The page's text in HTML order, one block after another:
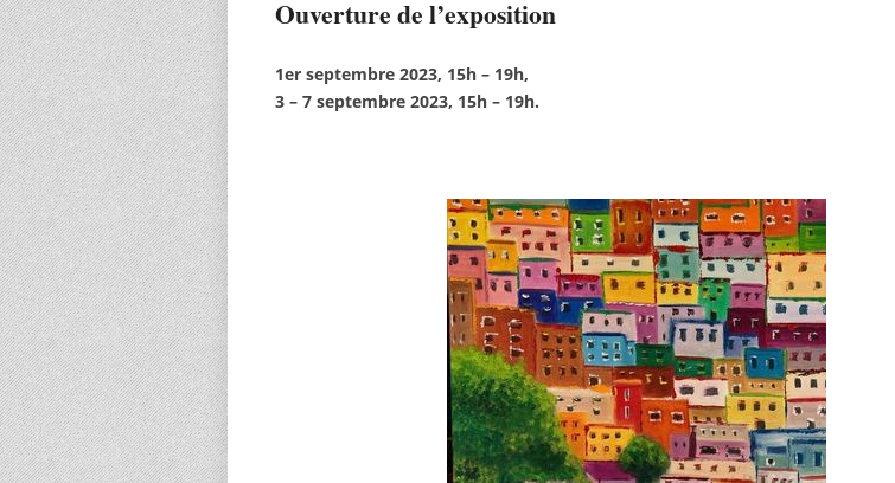
Ouverture de l’exposition
1er septembre 2023, 15h – 19h,
3 – 7 septembre 2023, 15h – 19h.